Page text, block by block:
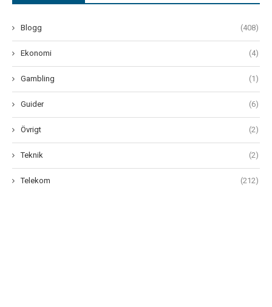
Blogg (408)
Ekonomi (4)
Gambling (1)
Guider (6)
Övrigt (2)
Teknik (2)
Telekom (212)